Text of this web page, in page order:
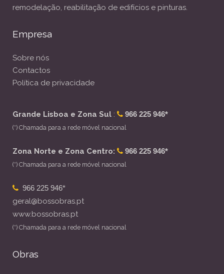
remodelação, reabilitação de edifícios e pinturas.
Empresa
Sobre nós
Contactos
Política de privacidade
Grande Lisboa e Zona Sul : 966 225 946*
(*) Chamada para a rede móvel nacional
Zona Norte e Zona Centro: 966 225 946*
(*) Chamada para a rede móvel nacional
966 225 946*
geral@bossobras.pt
www.bossobras.pt
(*) Chamada para a rede móvel nacional
Obras